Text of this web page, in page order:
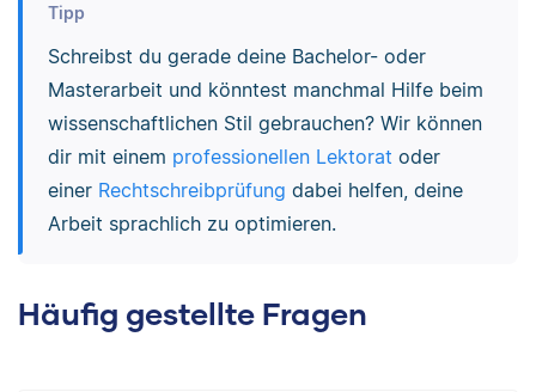
Tipp
Schreibst du gerade deine Bachelor- oder
Masterarbeit und könntest manchmal Hilfe beim
wissenschaftlichen Stil gebrauchen? Wir können
dir mit einem professionellen Lektorat oder
einer Rechtschreibprüfung dabei helfen, deine
Arbeit sprachlich zu optimieren.
Häufig gestellte Fragen